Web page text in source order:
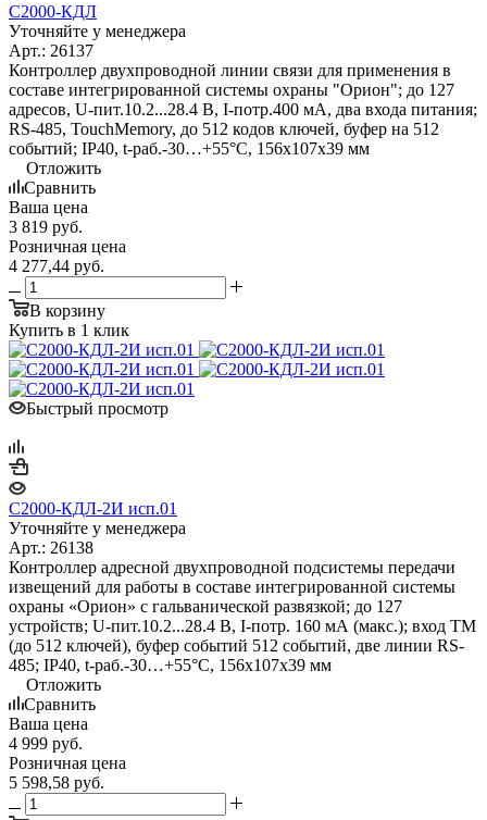
С2000-КДЛ
Уточняйте у менеджера
Арт.: 26137
Контроллер двухпроводной линии связи для применения в
составе интегрированной системы охраны "Орион"; до 127
адресов, U-пит.10.2...28.4 В, I-потр.400 мА, два входа питания;
RS-485, TouchMemory, до 512 кодов ключей, буфер на 512
событий; IP40, t-раб.-30…+55°C, 156х107х39 мм
Отложить
Сравнить
Ваша цена
3 819 руб.
Розничная цена
4 277,44 руб.
В корзину
Купить в 1 клик
Быстрый просмотр
С2000-КДЛ-2И исп.01
Уточняйте у менеджера
Арт.: 26138
Контроллер адресной двухпроводной подсистемы передачи
извещений для работы в составе интегрированной системы
охраны «Орион» с гальванической развязкой; до 127
устройств; U-пит.10.2...28.4 В, I-потр. 160 мА (макс.); вход ТМ
(до 512 ключей), буфер событий 512 событий, две линии RS-
485; IP40, t-раб.-30…+55°C, 156х107х39 мм
Отложить
Сравнить
Ваша цена
4 999 руб.
Розничная цена
5 598,58 руб.